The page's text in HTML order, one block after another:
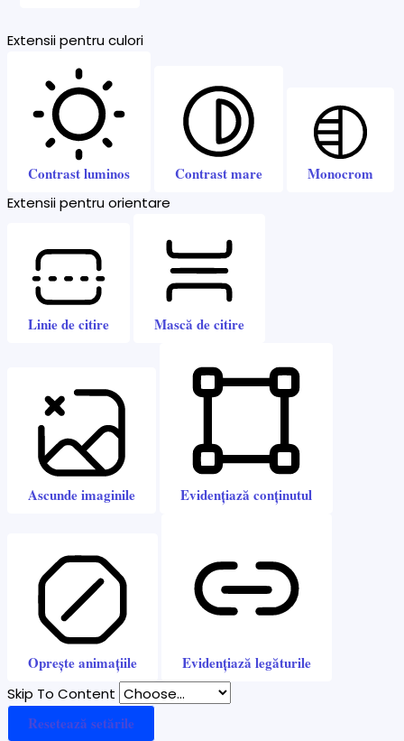
Extensii pentru culori
Contrast luminos Contrast mare Monocrom
Extensii pentru orientare
Linie de citire Mască de citire
Ascunde imaginile Evidențiază conținutul
Oprește animațiile Evidențiază legăturile
Skip To Content
Resetează setările